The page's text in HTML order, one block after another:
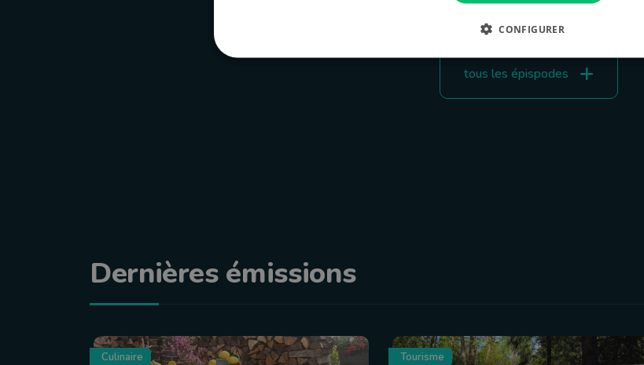
tous les épispodes
Dernières émissions
Culinaire Tourisme
CONFIGURER